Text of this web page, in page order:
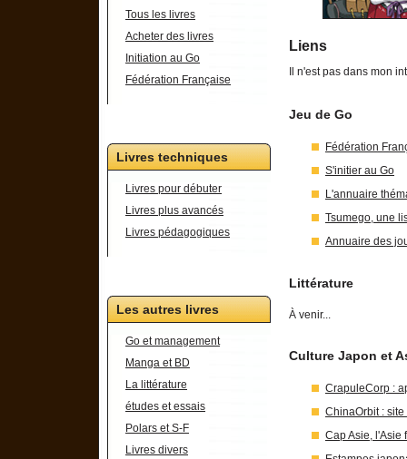
Tous les livres
Acheter des livres
Initiation au Go
Fédération Française
Livres techniques
Livres pour débuter
Livres plus avancés
Livres pédagogiques
Les autres livres
Go et management
Manga et BD
La littérature
études et essais
Polars et S-F
Livres divers
Liens
Il n'est pas dans mon
Jeu de Go
Fédération
S'initier au Go
L'annuaire
Tsumego, une
Annuaire des
Littérature
À venir...
Culture Japon et
CrapuleCorp :
ChinaOrbit :
Cap Asie, l'Asie